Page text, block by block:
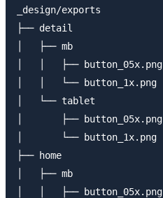
_design/exports
├── detail
│   ├── mb
│   │   ├── button_05x.png
│   │   └── button_1x.png
│   └── tablet
│       ├── button_05x.png
│       └── button_1x.png
├── home
│   ├── mb
│   │   ├── button_05x.png